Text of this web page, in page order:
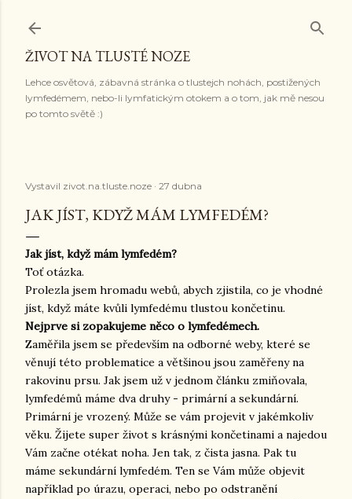
ŽIVOT NA TLUSTÉ NOZE
Lehce osvětová, zábavná stránka o tlustejch nohách, postižených
lymfedémem, nebo-li lymfatickým otokem a o tom, jak mě nesou
po tomto světě :)
Vystavil zivot.na.tluste.noze 27 dubna
JAK JÍST, KDYŽ MÁM LYMFEDÉM?
Jak jíst, když mám lymfedém?
Toť otázka.
Prolezla jsem hromadu webů, abych zjistila, co je vhodné
jíst, když máte kvůli lymfedému tlustou končetinu.
Nejprve si zopakujeme něco o lymfedémech.
Zaměřila jsem se především na odborné weby, které se
věnují této problematice a většinou jsou zaměřeny na
rakovinu prsu. Jak jsem už v jednom článku zmiňovala,
lymfedémů máme dva druhy - primární a sekundární.
Primární je vrozený. Může se vám projevit v jakémkoliv
věku. Žijete super život s krásnými končetinami a najedou
Vám začne otékat noha. Jen tak, z čista jasna. Pak tu
máme sekundární lymfedém. Ten se Vám může objevit
například po úrazu, operaci, nebo po odstranění